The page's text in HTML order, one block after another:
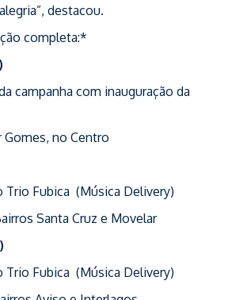
destacou.
completa:*
campanha com inauguração da
Gomes, no Centro
Trio Fubica (Música Delivery)
Santa Cruz e Movelar
Trio Fubica (Música Delivery)